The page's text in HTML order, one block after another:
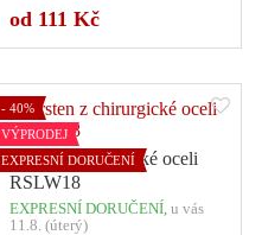
od 111 KčPočet variant: 4
- 40%
VÝPRODEJ
EXPRESNÍ DORUČENÍ
Prsten z chirurgické oceli
RSLW18
EXPRESNÍ DORUČENÍ, u vás
11.8. (úterý)